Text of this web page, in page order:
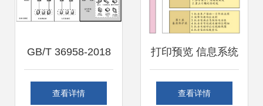
GB/T 36958-2018
信息安全技术 网络
查看详情
打印预览 信息系统
运行维护服务的关
查看详情